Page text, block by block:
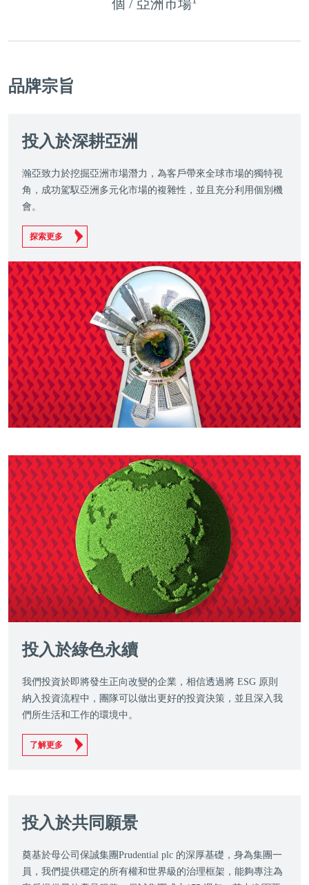
個 / 亞洲市場
品牌宗旨
投入於深耕亞洲
瀚亞致力於挖掘亞洲市場潛力，為客戶帶來全球市場的獨特視
角，成功駕馭亞洲多元化市場的複雜性，並且充分利用個別機
會。
探索更多
投入於綠色永續
我們投資於即將發生正向改變的企業，相信透過將 ESG 原則
納入投資流程中，團隊可以做出更好的投資決策，並且深入我
們所生活和工作的環境中。
了解更多
投入於共同願景
奠基於母公司保誠集團Prudential plc 的深厚基礎，身為集團一
員，我們提供穩定的所有權和世界級的治理框架，能夠專注為